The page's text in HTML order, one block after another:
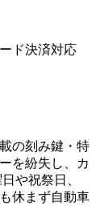
ド決済対応
の刻み鍵・特
を紛失し、カ
や祝祭日、
休まず自動車